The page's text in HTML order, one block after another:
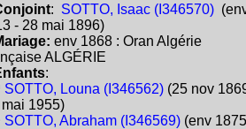
: SOTTO, Isaac (I346570)
- 28 mai 1896)
env 1868 : Oran Algérie
ALGÉRIE
:
SOTTO, Louna (I346562)(25 nov
1955)
SOTTO, Abraham (I346569)(env